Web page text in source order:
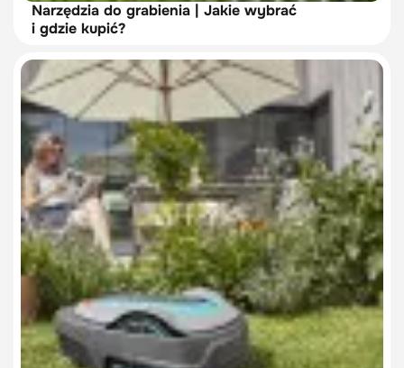
Narzędzia do grabienia | Jakie wybrać
i gdzie kupić?